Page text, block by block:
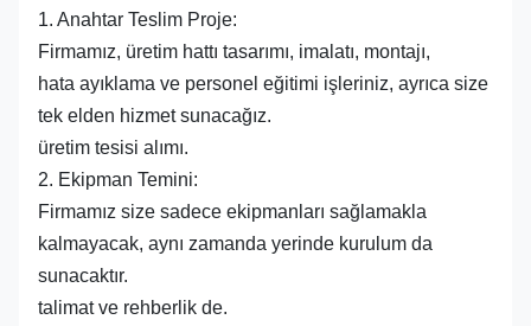
1. Anahtar Teslim Proje:
Firmamız, üretim hattı tasarımı, imalatı, montajı,
hata ayıklama ve personel eğitimi işleriniz, ayrıca size
tek elden hizmet sunacağız.
üretim tesisi alımı.
2. Ekipman Temini:
Firmamız size sadece ekipmanları sağlamakla
kalmayacak, aynı zamanda yerinde kurulum da
sunacaktır.
talimat ve rehberlik de.